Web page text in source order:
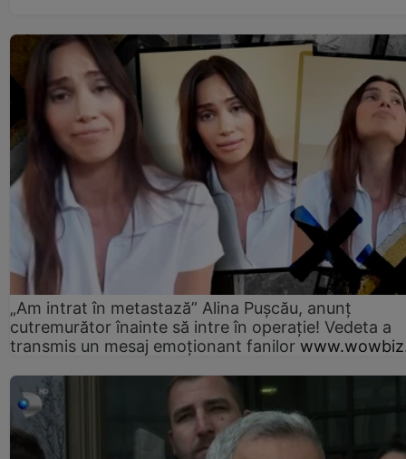
„Am intrat în metastază” Alina Pușcău, anunț
cutremurător înainte să intre în operație! Vedeta a
transmis un mesaj emoționant fanilor